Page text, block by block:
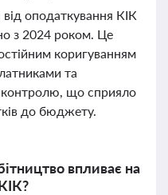
оподаткування КІК
з 2024 роком. Це
коригуванням
та
що сприяло
до бюджету.
впливає на